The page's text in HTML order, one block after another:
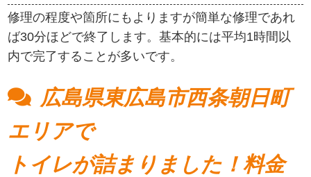
修理の程度や箇所にもよりますが簡単な修理であれ
ば30分ほどで終了します。基本的には平均1時間以
内で完了することが多いです。
広島県東広島市西条朝日町
エリアで
トイレが詰まりました！料金